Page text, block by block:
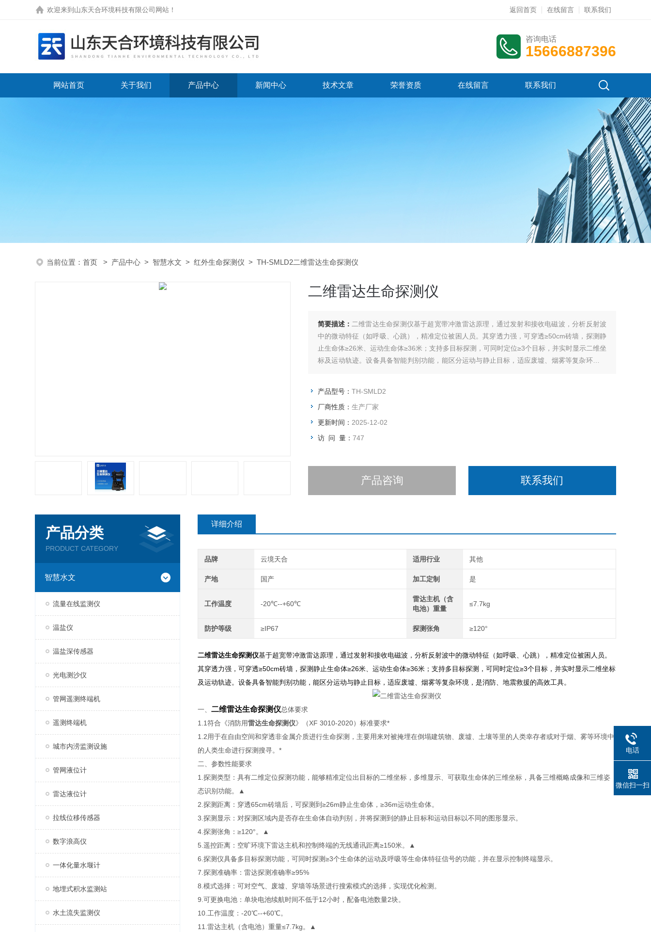
欢迎来到 山东天合环境科技有限公司网站 ！ 返回首页 在线留言 联系我们
咨询电话
15666887396
网站首页 关于我们 产品中心 新闻中心 技术文章 荣誉资质 在线留言 联系我们
当前位置： 首页 > 产品中心 > 智慧水文 > 红外生命探测仪 > TH-SMLD2二维雷达生命探测仪
二维雷达生命探测仪
简要描述： 二维雷达生命探测仪基于超宽带冲激雷达原理，通过发射和接收电磁波，分析反射波
中的微动特征（如呼吸、心跳），精准定位被困人员。其穿透力强，可穿透≥50cm砖墙，探测静
止生命体≥26米、运动生命体≥36米；支持多目标探测，可同时定位≥3个目标，并实时显示二维坐
标及运动轨迹。设备具备智能判别功能，能区分运动与静止目标，适应废墟、烟雾等复杂环境，
产品型号： TH-SMLD2
厂商性质： 生产厂家
更新时间： 2025-12-02
访 问 量： 747
产品咨询 联系我们
产品分类
PRODUCT CATEGORY
智慧水文
流量在线监测仪
温盐仪
温盐深传感器
光电测沙仪
管网遥测终端机
遥测终端机
城市内涝监测设施
管网液位计
雷达液位计
拉线位移传感器
数字浪高仪
一体化量水堰计
地埋式积水监测站
水土流失监测仪
详细介绍
品牌 云境天合 适用行业 其他
产地 国产 加工定制 是
工作温度 -20℃--+60℃
雷达主机（含
电池）重量
≤7.7kg
防护等级 ≥IP67 探测张角 ≥120°
二维雷达生命探测仪基于超宽带冲激雷达原理，通过发射和接收电磁波，分析反射波中的微动特征（如呼吸、心跳），精准定位被困人员。
其穿透力强，可穿透≥50cm砖墙，探测静止生命体≥26米、运动生命体≥36米；支持多目标探测，可同时定位≥3个目标，并实时显示二维坐标
及运动轨迹。设备具备智能判别功能，能区分运动与静止目标，适应废墟、烟雾等复杂环境，是消防、地震救援的高效工具。
一、 二维雷达生命探测仪总体要求
1.1符合《消防用雷达生命探测仪》（XF 3010-2020）标准要求*
1.2用于在自由空间和穿透非金属介质进行生命探测，主要用来对被掩埋在倒塌建筑物、废墟、土壤等里的人类幸存者或对于烟、雾等环境中
的人类生命进行探测搜寻。*
二、参数性能要求
1.探测类型：具有二维定位探测功能，能够精准定位出目标的二维坐标，多维显示、可获取生命体的三维坐标，具备三维概略成像和三维姿
态识别功能。▲
2.探测距离：穿透65cm砖墙后，可探测到≥26m静止生命体，≥36m运动生命体。
3.探测显示：对探测区域内是否存在生命体自动判别，并将探测到的静止目标和运动目标以不同的图形显示。
4.探测张角：≥120°。▲
5.遥控距离：空旷环境下雷达主机和控制终端的无线通讯距离≥150米。▲
6.探测仪具备多目标探测功能，可同时探测≥3个生命体的运动及呼吸等生命体特征信号的功能，并在显示控制终端显示。
7.探测准确率：雷达探测准确率≥95%
8.模式选择：可对空气、废墟、穿墙等场景进行搜索模式的选择，实现优化检测。
9.可更换电池：单块电池续航时间不低于12小时，配备电池数量2块。
10.工作温度：-20℃--+60℃。
11.雷达主机（含电池）重量≤7.7kg。▲
电话
微信扫一扫